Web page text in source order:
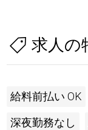
求人の
給料前払い OK
深夜勤務なし